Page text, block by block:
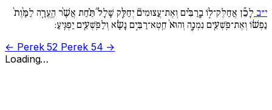
י״ב לָכֵ֞ן אֲחַלֶּק־ל֣וֹ בָֽרַבִּ֗ים וְאֶת־עֲצוּמִים֘ יְחַלֵּ֣ק שָׁלָל֒ תַּ֗חַת אֲשֶׁ֨ר הֶֽעֱרָ֚ה לַמָּ֙וֶת֙
נַפְשׁ֔וֹ וְאֶת־פֹּֽשְׁעִ֖ים נִמְנָ֑ה וְהוּא֙ חֵֽטְא־רַבִּ֣ים נָשָׂ֔א וְלַפֹּֽשְׁעִ֖ים יַפְגִּֽיעַ:
← Perek 52 Perek 54 →
Loading…